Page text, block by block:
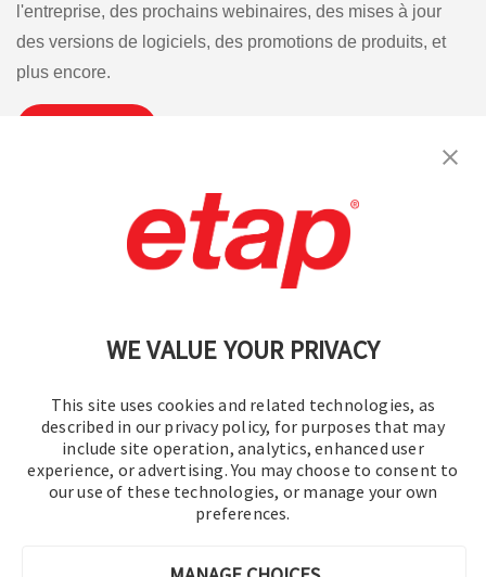
WE VALUE YOUR PRIVACY
This site uses cookies and related technologies, as
described in our privacy policy, for purposes that may
include site operation, analytics, enhanced user
experience, or advertising. You may choose to consent to
our use of these technologies, or manage your own
preferences.
l'entreprise, des prochains webinaires, des mises à jour
des versions de logiciels, des promotions de produits, et
plus encore.
Contactez-nous. | Conditions d'utilisation
Politique de confidentialité Plan du site
©2016-2026 Operation Technology, Inc.
Tous droits réservés.